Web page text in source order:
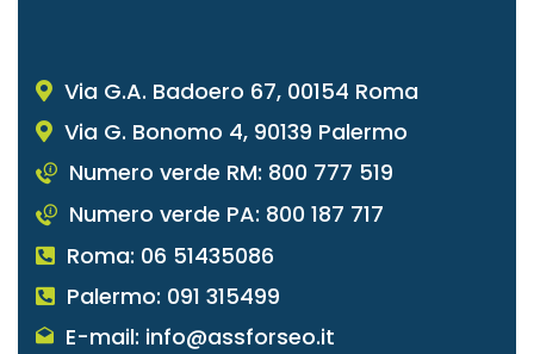
Via G.A. Badoero 67, 00154 Roma
Via G. Bonomo 4, 90139 Palermo
Numero verde RM: 800 777 519
Numero verde PA: 800 187 717
Roma: 06 51435086
Palermo: 091 315499
E-mail: info@assforseo.it